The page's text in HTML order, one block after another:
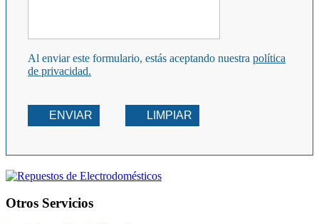
Al enviar este formulario, estás aceptando nuestra política
de privacidad.
ENVIAR LIMPIAR
Otros Servicios